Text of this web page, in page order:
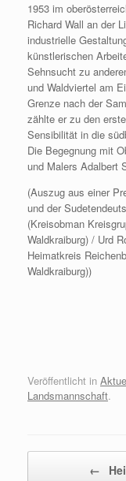
1953 im
Richard Wall an der
industrielle
künstlerischen
Sehnsucht zu
und Waldviertel am
Grenze nach der
zählte er zu den
Sensibilität in die
Die Begegnung mit
und Malers Adalbert
(Auszug aus einer
und der
(Kreisobman
Waldkraiburg) / Urd
Heimatkreis
Waldkraiburg))
Veröffentlicht in
Landsmannschaft.
←